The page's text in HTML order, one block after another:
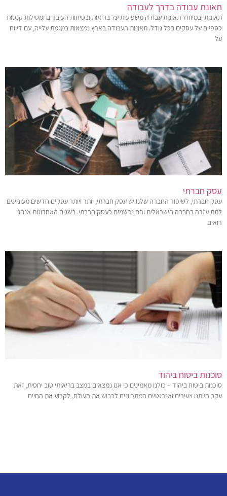
תאונת עבודה בדרך לעבודה
תאונות ובמיוחד תאונות עבודה משפיעות על בריאות ובטיחות העובדים ומטילות קנסות
כספיים על עסקים בכל גודל. תאונות העבודה בארץ נמצאות במגמת עלייה, עם דיווח
על
עסק חברתי
עסק חברתי, לשיפור החברה שלנו יש עסק חברתי, יותר ויותר עסקים חדשים מעוניינים
לתת עזרה בחברה הישראלית והם נרשמים כעסק חברתי. בשנים האחרונות אנחנו
רואים
סוכנות ביטוח ביהוד
סוכנות ביטוח ביהוד – כולנו מאמינים כי אנו נמצאים במצב בריאותי טוב יחסית, זאת
עקב היותנו צעירים ואנרגטיים המתכוונים לכבוש את העולם, לקרוע את החיים